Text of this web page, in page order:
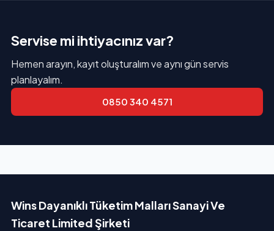
Servise mi ihtiyacınız var?
Hemen arayın, kayıt oluşturalım ve aynı gün servis
planlayalım.
0850 340 4571
Wins Dayanıklı Tüketim Malları Sanayi Ve
Ticaret Limited Şirketi